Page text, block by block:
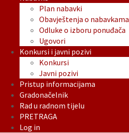
Plan nabavki
Obavještenja o nabavkama
Odluke o izboru ponuđača
Ugovori
Konkursi i javni pozivi
Konkursi
Javni pozivi
Pristup informacijama
Gradonačelnik
Rad u radnom tijelu
PRETRAGA
Log in